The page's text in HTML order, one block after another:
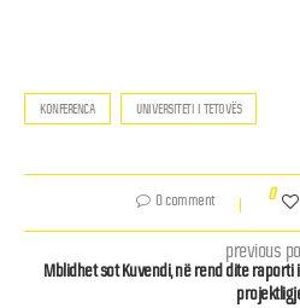
KONFERENCA UNIVERSITETI I TETOVËS
0 comment 0
previous
Mblidhet sot Kuvendi, në rend dite raporti